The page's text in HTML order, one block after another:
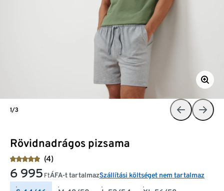
Rövidnadrágos pizsama
(4)
6 995 FtÁFA-t tartalmazSzállítási költséget nem tartalmaz
1/3